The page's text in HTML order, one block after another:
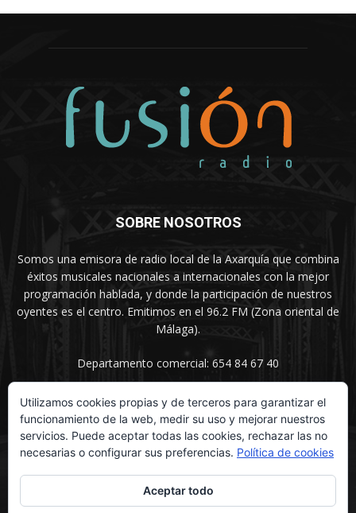
SOBRE NOSOTROS
Somos una emisora de radio local de la Axarquía que combina
éxitos musicales nacionales a internacionales con la mejor
programación hablada, y donde la participación de nuestros
oyentes es el centro. Emitimos en el 96.2 FM (Zona oriental de
Málaga).
Departamento comercial: 654 84 67 40
SÍGUENOS
Utilizamos cookies propias y de terceros para garantizar el
funcionamiento de la web, medir su uso y mejorar nuestros
servicios. Puede aceptar todas las cookies, rechazar las no
necesarias o configurar sus preferencias. Política de cookies
Aceptar todo